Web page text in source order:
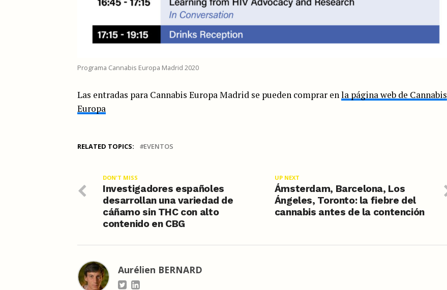
Programa Cannabis Europa Madrid 2020
Las entradas para Cannabis Europa Madrid se pueden comprar enla página web de Cannabis
Europa
RELATED TOPICS: EVENTOS
UP NEXT
Ámsterdam, Barcelona, Los
Ángeles, Toronto: la fiebre del
cannabis antes de la contención
DON'T MISS
Investigadores españoles
desarrollan una variedad de
cáñamo sin THC con alto
contenido en CBG
Aurélien BERNARD